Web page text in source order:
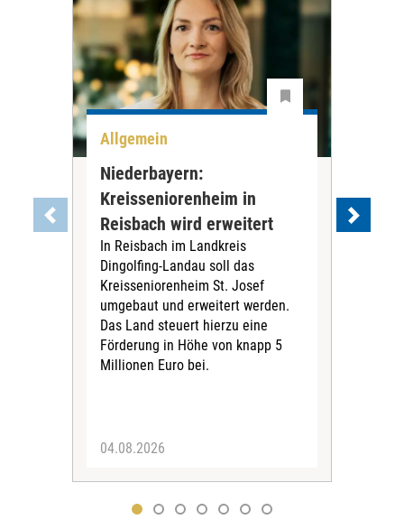
Allgemein
Niederbayern:
Kreisseniorenheim in
Reisbach wird erweitert
In Reisbach im Landkreis
Dingolfing-Landau soll das
Kreisseniorenheim St. Josef
umgebaut und erweitert werden.
Das Land steuert hierzu eine
Förderung in Höhe von knapp 5
Millionen Euro bei.
04.08.2026